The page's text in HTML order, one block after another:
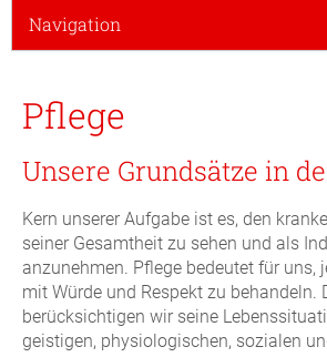
Subnavigation
Mobile
Navigation
Pflege
Unsere Grundsätze in
Kern unserer Aufgabe ist es, den
seiner Gesamtheit zu sehen und als
anzunehmen. Pflege bedeutet für uns,
mit Würde und Respekt zu behandeln.
berücksichtigen wir seine
geistigen, physiologischen, sozialen